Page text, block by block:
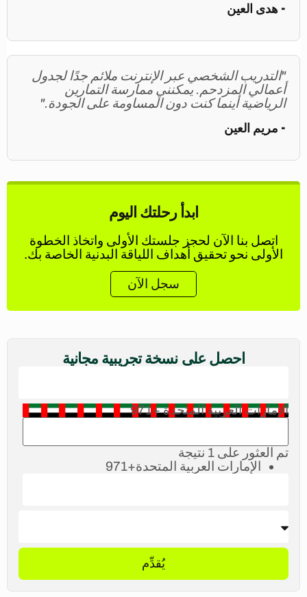
- هدى العين
"التدريب الشخصي عبر الإنترنت ملائم جدًا لجدول
أعمالي المزدحم. يمكنني ممارسة التمارين
الرياضية أينما كنت دون المساومة على الجودة."
- مريم العين
ابدأ رحلتك اليوم
اتصل بنا الآن لحجز جلستك الأولى واتخاذ الخطوة
الأولى نحو تحقيق أهداف اللياقة البدنية الخاصة بك.
سجل الآن
احصل على نسخة تجريبية مجانية
الإمارات العربية المتحدة +971
تم العثور على 1 نتيجة
الإمارات العربية المتحدة+971
يُقدِّم